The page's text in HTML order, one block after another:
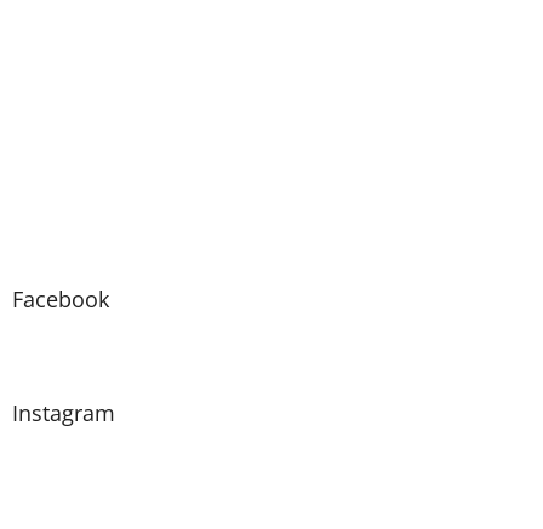
Facebook
Instagram